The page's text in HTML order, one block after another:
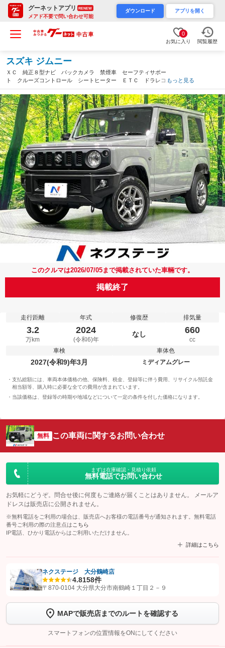
グーネットアプリ RENEW
メアド不要で問い合わせ可能
ダウンロード アプリを開く
0
お気に入り 閲覧履歴
スズキ ジムニー
ＸＣ 純正８型ナビ バックカメラ 禁煙車 セーフティサポー
ト クルーズコントロール シートヒーター ＥＴＣ ドラレコ
Ｂｌｕｅｔｏｏｔｈ再生 ＬＥＤヘッド 踏み間違い防止装置 ス
マートキー ４ＷＤ ターボ（大分県）
もっと見る
このクルマは2026/07/05まで掲載されていた車輛です。
掲載終了
走行距離
3.2
万km
年式
2024
(令和6)年
修復歴
なし
排気量
660
cc
車検
2027(令和9)年3月
車体色
ミディアムグレー
支払総額には、車両本体価格の他、保険料、税金、登録等に伴う費用、リサイクル預託金
相当額等、購入時に必要な全ての費用が含まれています。
当該価格は、登録等の時期や地域などについて一定の条件を付した価格になります。
無料 この車両に関するお問い合わせ
まずは在庫確認・見積り依頼
無料電話でお問い合わせ
お気軽にどうぞ。問合せ後に何度もご連絡が届くことはありません。 メールア
ドレスは販売店に公開されません。
※無料電話をご利用の場合は、販売店へお客様の電話番号が通知されます。無料電話
番号ご利用の際の注意点は こちら
IP電話、ひかり電話からはご利用いただけません。
詳細はこちら
【STEP1】認証画面でグーネットを友だち追加してから「許可する」ボタンを押
トーク画面で
ボタンをタップして問い合わせを
完了してください。
こちら
ネクステージ 大分鶴崎店
4.8158件
〒870-0104 大分県大分市南鶴崎１丁目２－９
MAPで販売店までのルートを確認する
スマートフォンの位置情報をONにしてください